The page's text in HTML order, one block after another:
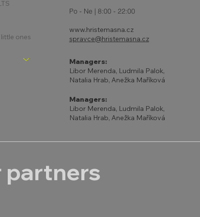
ones
Po - Ne | 8:00 - 22:00
www.hristemasna.cz
spravce@hristemasna.cz
Managers:
Libor Merenda, Ludmila Palok,
Natalia Hrab, Anežka Maříková
Managers:
Libor Merenda, Ludmila Palok,
Natalia Hrab, Anežka Maříková